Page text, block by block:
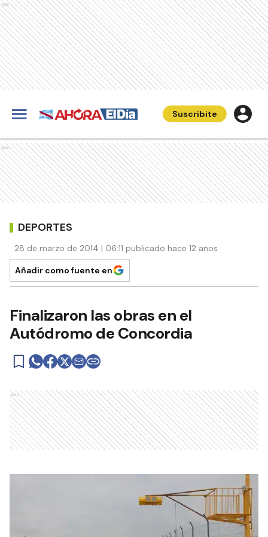
Ads
Suscribite
Ads
DEPORTES
28 de marzo de 2014 | 06:11 publicado hace 12 años
Añadir como fuente en
Finalizaron las obras en el
Autódromo de Concordia
Ads